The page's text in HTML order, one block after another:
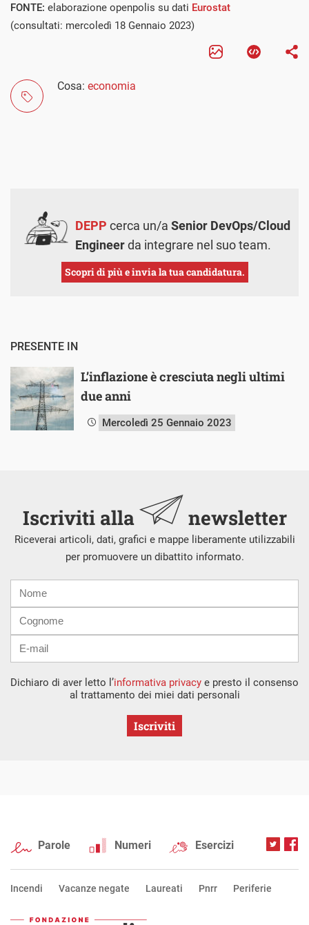
FONTE: elaborazione openpolis su dati Eurostat
(consultati: mercoledì 18 Gennaio 2023)
Cosa: economia
DEPP cerca un/a Senior DevOps/Cloud
Engineerda integrare nel suo team.
Scopri di più e invia la tua candidatura.
PRESENTE IN
L’inflazione è cresciuta negli ultimi
due anni
Mercoledì 25 Gennaio 2023
Iscriviti alla newsletter
Riceverai articoli, dati, grafici e mappe liberamente utilizzabili
per promuovere un dibattito informato.
mail
Dichiaro di aver letto l’informativa privacy e presto il consenso
al trattamento dei miei dati personali
Iscriviti
Parole Numeri Esercizi
Incendi Vacanze negate Laureati Pnrr Periferie